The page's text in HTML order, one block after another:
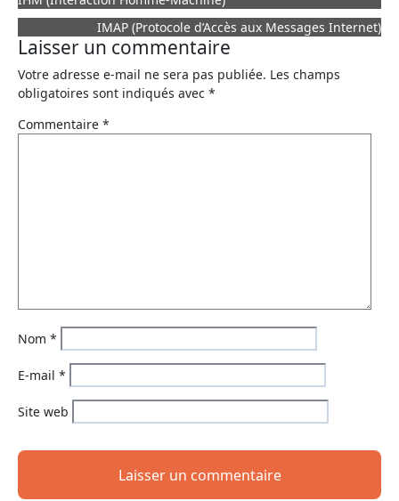
IMAP (Protocole d’Accès aux Messages Internet)
Laisser un commentaire
Votre adresse e-mail ne sera pas publiée. Les champs
obligatoires sont indiqués avec *
Commentaire *
Nom *
E-mail *
Site web